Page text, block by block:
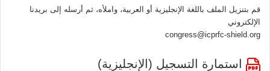
قم بتنزيل الملف باللغة الإنجليزية أو العربية، واملأه، ثم أرسله إلى بريدنا
الإلكتروني
congress@icprfc-shield.org
استمارة التسجيل (الإنجليزية)